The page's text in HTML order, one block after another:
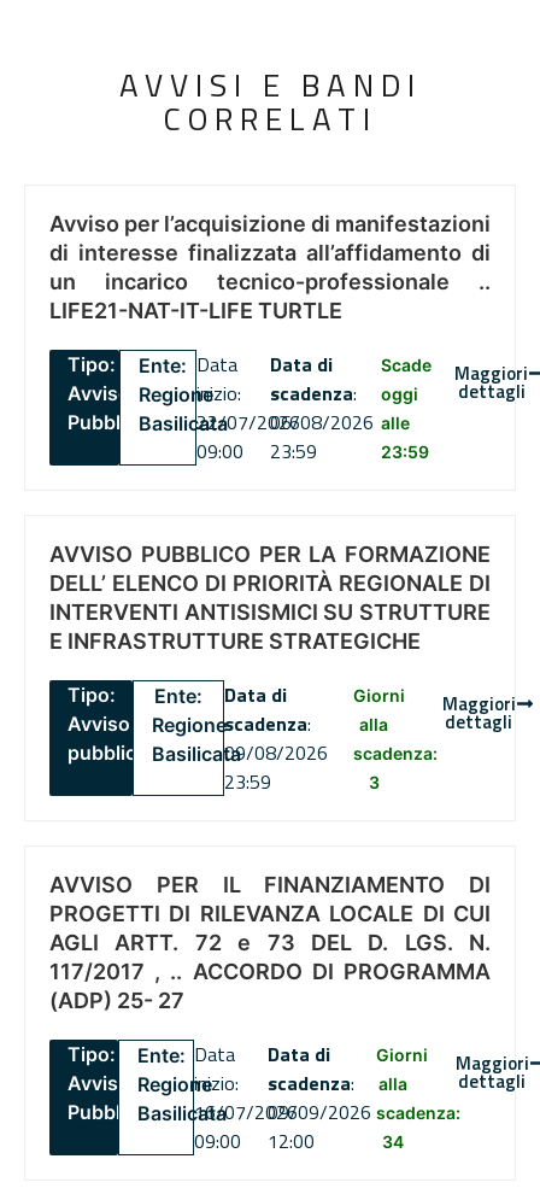
AVVISI E BANDI
CORRELATI
Avviso per l’acquisizione di manifestazioni
di interesse finalizzata all’affidamento di
un incarico tecnico-professionale ..
LIFE21-NAT-IT-LIFE TURTLE
Tipo:
Avviso
Pubblico
Ente:
Regione
Basilicata
Data
inizio:
22/07/2026
09:00
Data di
scadenza:
06/08/2026
23:59
Scade
oggi
alle
23:59
Maggiori
dettagli
AVVISO PUBBLICO PER LA FORMAZIONE
DELL’ ELENCO DI PRIORITÀ REGIONALE DI
INTERVENTI ANTISISMICI SU STRUTTURE
E INFRASTRUTTURE STRATEGICHE
Tipo:
Avviso
pubblico
Ente:
Regione
Basilicata
Data di
scadenza:
09/08/2026
23:59
Giorni
alla
scadenza:
3
Maggiori
dettagli
AVVISO PER IL FINANZIAMENTO DI
PROGETTI DI RILEVANZA LOCALE DI CUI
AGLI ARTT. 72 e 73 DEL D. LGS. N.
117/2017 , .. ACCORDO DI PROGRAMMA
(ADP) 25- 27
Tipo:
Avviso
Pubblico
Ente:
Regione
Basilicata
Data
inizio:
16/07/2026
09:00
Data di
scadenza:
09/09/2026
12:00
Giorni
alla
scadenza:
34
Maggiori
dettagli